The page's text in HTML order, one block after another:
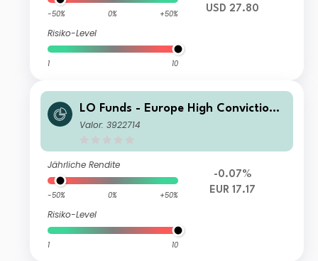
-50% 0% +50%
Risiko-Level
1 10
USD 27.80
LO Funds - Europe High Conviction
(EUR) RA
Valor: 3922714
Jährliche Rendite
-50% 0% +50%
Risiko-Level
1 10
-0.07%
EUR 17.17